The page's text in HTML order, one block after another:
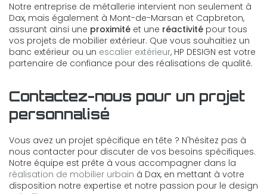
Notre entreprise de métallerie intervient non seulement à
Dax, mais également à Mont-de-Marsan et Capbreton,
assurant ainsi une proximité et une réactivité pour tous
vos projets de mobilier extérieur. Que vous souhaitiez un
banc extérieur ou un escalier extérieur, HP DESIGN est votre
partenaire de confiance pour des réalisations de qualité.
Contactez-nous pour un projet
personnalisé
Vous avez un projet spécifique en tête ? N'hésitez pas à
nous contacter pour discuter de vos besoins spécifiques.
Notre équipe est prête à vous accompagner dans la
réalisation de mobilier urbain à Dax, en mettant à votre
disposition notre expertise et notre passion pour le design